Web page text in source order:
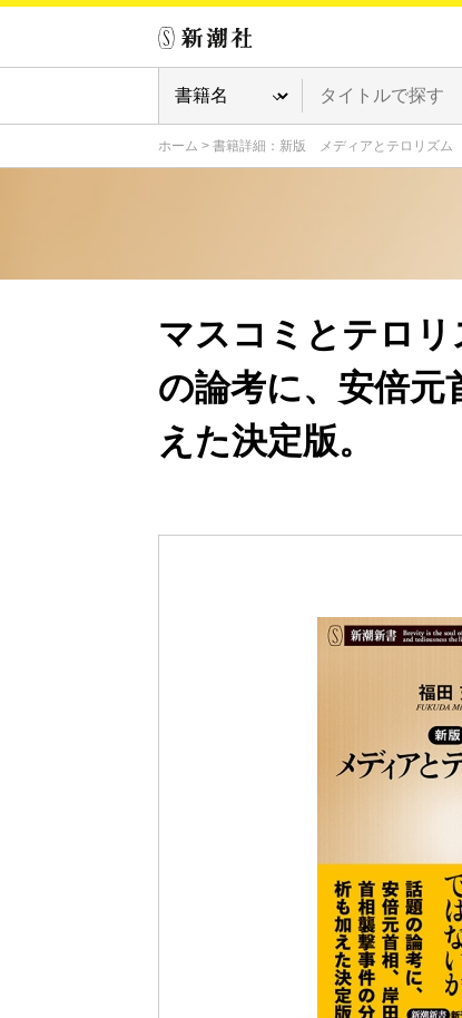
ホーム > 書籍詳細：新版 メディアとテロリズム
マスコミとテロ
の論考に、安倍元
えた決定版。